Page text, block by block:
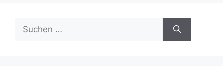
Suche
nach: